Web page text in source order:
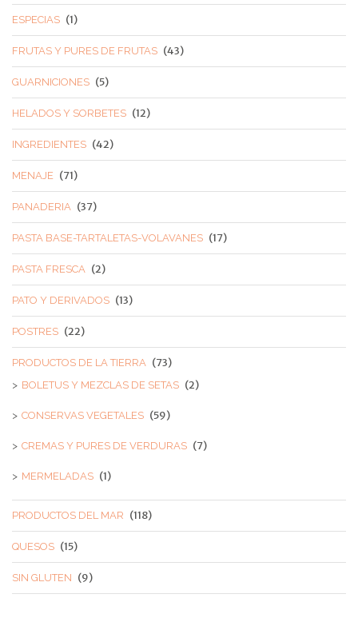
ESPECIAS (1)
FRUTAS Y PURES DE FRUTAS (43)
GUARNICIONES (5)
HELADOS Y SORBETES (12)
INGREDIENTES (42)
MENAJE (71)
PANADERIA (37)
PASTA BASE-TARTALETAS-VOLAVANES (17)
PASTA FRESCA (2)
PATO Y DERIVADOS (13)
POSTRES (22)
PRODUCTOS DE LA TIERRA (73)
BOLETUS Y MEZCLAS DE SETAS (2)
CONSERVAS VEGETALES (59)
CREMAS Y PURES DE VERDURAS (7)
MERMELADAS (1)
PRODUCTOS DEL MAR (118)
QUESOS (15)
SIN GLUTEN (9)